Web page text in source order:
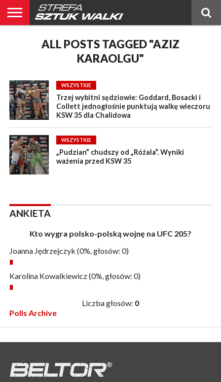
KICKBOXING
OGŁOSZENIA
POLSKIE
PUBLICYSTYKA
RANKING
RANKING
RELACJE
ŚWIATOWE
WYWIADYALL POSTS TAGGED "AZIZ
KARAOLGU"
WSZYSTKIE
Trzej wybitni sędziowie: Goddard, Bosacki i
Collett jednogłośnie punktują walkę wieczoru
KSW 35 dla Chalidowa
WSZYSTKIE
„Pudzian” chudszy od „Różala”. Wyniki
ważenia przed KSW 35
ANKIETA
Kto wygra polsko-polską wojnę na UFC 205?
Joanna Jędrzejczyk (0%, głosów: 0)
Karolina Kowalkiewicz(0%, głosów: 0)
Liczba głosów: 0
Polls Archive